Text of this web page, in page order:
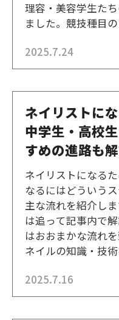
理容・美容学生た
ました。競技種目
校（通称：横芸）
生徒が取り組んで
2025.7.24
ネイリストに
中学生・高校
すめの進路も解
ネイリストになる
なるにはどういう
主な流れを紹介し
は追って記事内で
はおおまかな流れ
ネイルの知識・技
や技術を習得する
ア、ネイルアート
2025.7.16